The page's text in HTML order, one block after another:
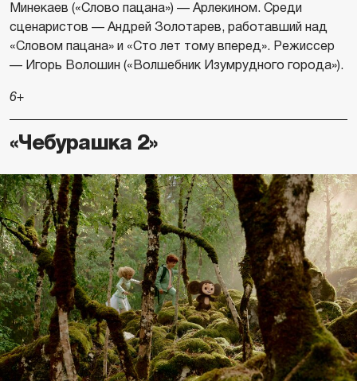
Минекаев («Слово пацана») — Арлекином. Среди
сценаристов — Андрей Золотарев, работавший над
«Словом пацана» и «Сто лет тому вперед». Режиссер
— Игорь Волошин («Волшебник Изумрудного города»).
6+
«Чебурашка 2»